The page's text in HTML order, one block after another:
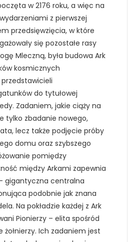
w 2176 roku, a więc na
z pierwszej
przedsięwzięcia, w które
się pozostałe rasy
Mleczną, była budowa Ark
kosmicznych
do tytułowej
Zadaniem, jakie ciąży na
tylko zbadanie nowego,
lecz także podjęcie próby
domu oraz szybszego
pomiędzy
między Arkami zapewnia
gigantyczna centralna
podobnie jak znana
Na pokładzie każdej z Ark
Pionierzy – elita spośród
Ich zadaniem jest